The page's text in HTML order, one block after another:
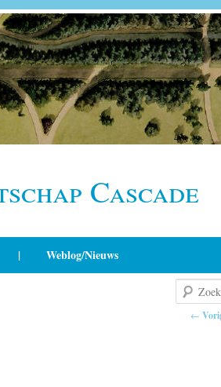
Cascade
| Weblog/Nieuws
←